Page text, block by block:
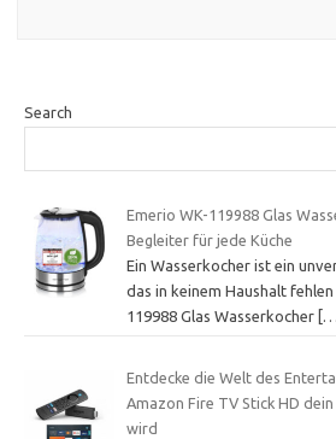
Search
Emerio WK-119988 Glas
Begleiter für jede Küche
Ein Wasserkocher ist ein
das in keinem Haushalt
119988 Glas Wasserkocher
Entdecke die Welt des
Amazon Fire TV Stick HD
wird